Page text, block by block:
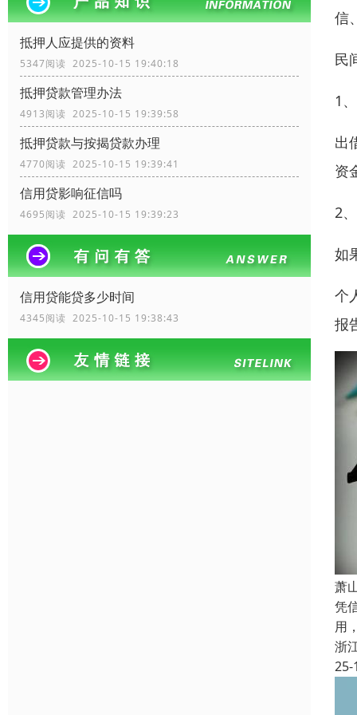
抵押人应提供的资料
5347阅读 2025-10-15 19:40:18
抵押贷款管理办法
4913阅读 2025-10-15 19:39:58
抵押贷款与按揭贷款办理
4770阅读 2025-10-15 19:39:41
信用贷影响征信吗
4695阅读 2025-10-15 19:39:23
信用贷能贷多少时间
4345阅读 2025-10-15 19:38:43
信
民
1
出
资
2
如
个
报
萧
凭
用
浙
25-